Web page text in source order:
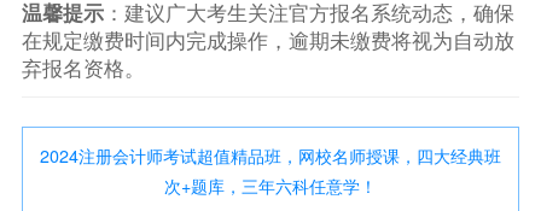
温馨提示：建议广大考生关注官方报名系统动态，确保
在规定缴费时间内完成操作，逾期未缴费将视为自动放
弃报名资格。
2024注册会计师考试超值精品班，网校名师授课，四大经典班
次+题库，三年六科任意学！